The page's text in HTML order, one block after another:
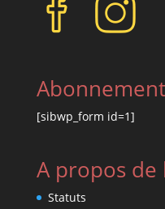
[sibwp_form id=1]
A propos de
Statuts